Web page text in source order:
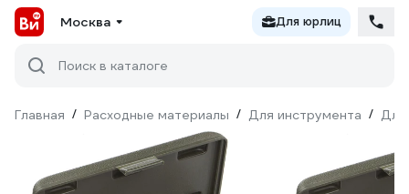
Москва Для юрлиц
Поиск в каталоге
Главная / Расходные материалы / Для инструмента / Для